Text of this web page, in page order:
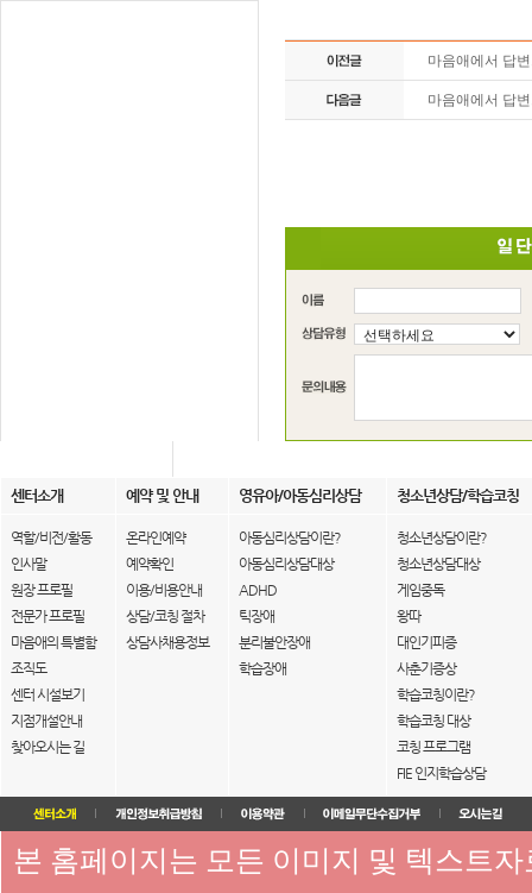
마음애에서 답
마음애에서 답
센터소개 예약 및 안내 영유아/아동심리상담 청소년상담/학습코칭
역할/비전/활동
인사말
원장 프로필
전문가 프로필
마음애의 특별함
조직도
센터 시설보기
지점개설안내
찾아오시는 길
온라인예약
예약확인
이용/비용안내
상담/코칭 절차
상담사채용정보
아동심리상담이란?
아동심리상담대상
ADHD
틱장애
분리불안장애
학습장애
청소년상담이란?
청소년상담대상
게임중독
왕따
대인기피증
사춘기증상
학습코칭이란?
학습코칭 대상
코칭 프로그램
FIE 인지학습상담
본 홈페이지는 모든 이미지 및 텍스트